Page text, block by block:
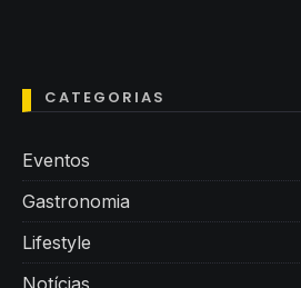
CATEGORIAS
Eventos
Gastronomia
Lifestyle
Notícias